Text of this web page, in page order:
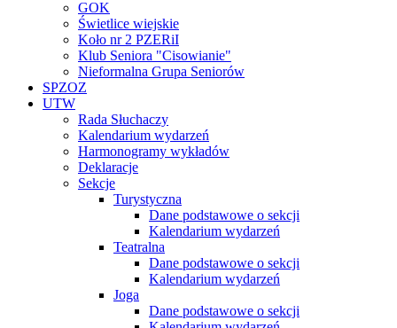
GOK
Świetlice wiejskie
Koło nr 2 PZERiI
Klub Seniora "Cisowianie"
Nieformalna Grupa Seniorów
SPZOZ
UTW
Rada Słuchaczy
Kalendarium wydarzeń
Harmonogramy wykładów
Deklaracje
Sekcje
Turystyczna
Dane podstawowe o sekcji
Kalendarium wydarzeń
Teatralna
Dane podstawowe o sekcji
Kalendarium wydarzeń
Joga
Dane podstawowe o sekcji